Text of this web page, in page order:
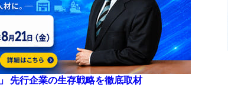
先行企業の生存戦略を徹底取材